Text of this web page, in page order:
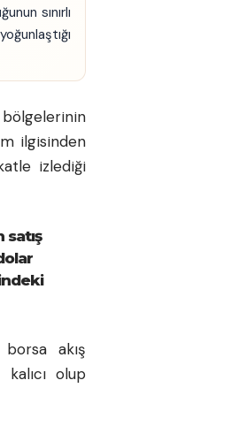
sınırlı
ilgisinden
izlediği
akış
olup